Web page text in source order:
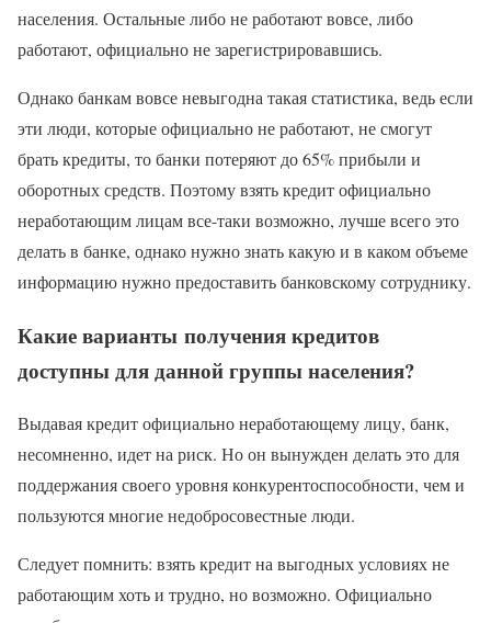
населения. Остальные либо не работают вовсе, либо
работают, официально не зарегистрировавшись.
Однако банкам вовсе невыгодна такая статистика, ведь если
эти люди, которые официально не работают, не смогут
брать кредиты, то банки потеряют до 65% прибыли и
оборотных средств. Поэтому взять кредит официально
неработающим лицам все-таки возможно, лучше всего это
делать в банке, однако нужно знать какую и в каком объеме
информацию нужно предоставить банковскому сотруднику.
Какие варианты получения кредитов
доступны для данной группы населения?
Выдавая кредит официально неработающему лицу, банк,
несомненно, идет на риск. Но он вынужден делать это для
поддержания своего уровня конкурентоспособности, чем и
пользуются многие недобросовестные люди.
Следует помнить: взять кредит на выгодных условиях не
работающим хоть и трудно, но возможно. Официально